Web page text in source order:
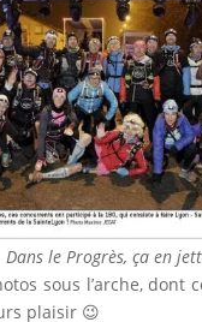
Dans le Progrès, ça en
sous l’arche, dont
plaisir 😉